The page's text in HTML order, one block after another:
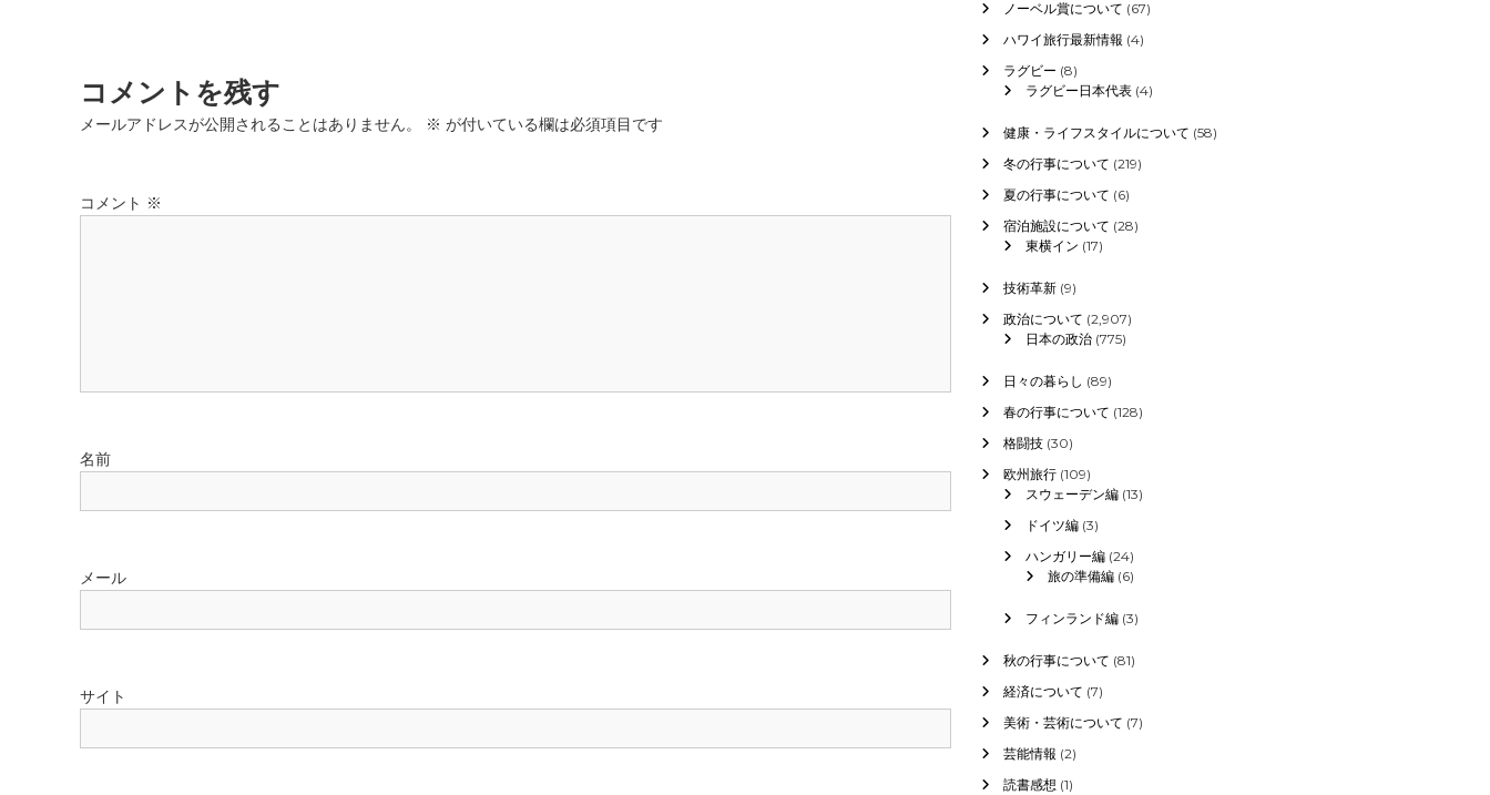
ナ
ビ
ン
コメントを残す
メールアドレスが公開されることはありません。 ※ が付いている欄は必須項目です
コメント ※
名前
メール
サイト
ノーベル賞について (67)
ハワイ旅行最新情報 (4)
ラグビー (8)
ラグビー日本代表 (4)
健康・ライフスタイルについて (58)
冬の行事について (219)
夏の行事について (6)
宿泊施設について (28)
東横イン (17)
技術革新 (9)
政治について (2,907)
日本の政治 (775)
日々の暮らし (89)
春の行事について (128)
格闘技 (30)
欧州旅行 (109)
スウェーデン編 (13)
ドイツ編 (3)
ハンガリー編 (24)
旅の準備編 (6)
フィンランド編 (3)
秋の行事について (81)
経済について (7)
美術・芸術について (7)
芸能情報 (2)
読書感想 (1)